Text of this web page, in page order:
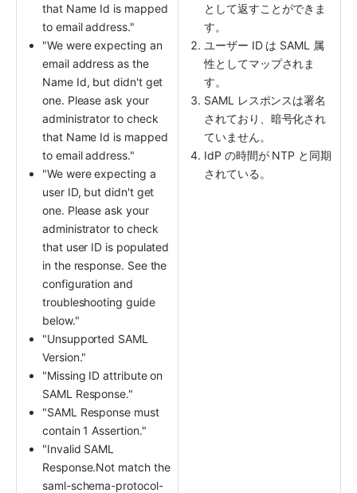
that Name Id is mapped
to email address."
"We were expecting an
email address as the
Name Id, but didn't get
one. Please ask your
administrator to check
that Name Id is mapped
to email address."
"We were expecting a
user ID, but didn't get
one. Please ask your
administrator to check
that user ID is populated
in the response. See the
configuration and
troubleshooting guide
below."
"Unsupported SAML
Version."
"Missing ID attribute on
SAML Response."
"SAML Response must
contain 1 Assertion."
"Invalid SAML
Response.Not match the
saml-schema-protocol-
として返すことができま
す。
ユーザー ID は SAML 属
性としてマップされま
す。
SAML レスポンスは署名
されており、暗号化され
ていません。
IdP の時間が NTP と同期
されている。